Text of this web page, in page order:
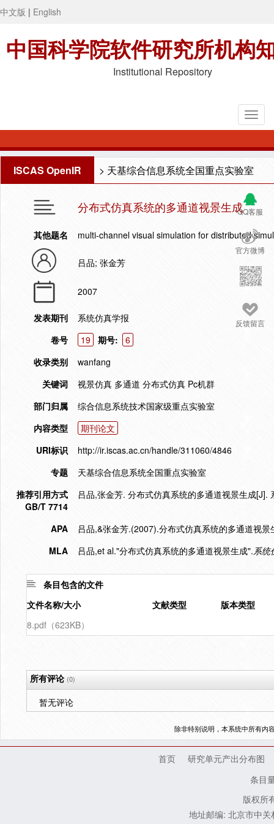
中文版 | English
中国科学院软件研究所机构
Institutional Repository
ISCAS OpenIR > 天基综合信息系统全国重点实验室
QQ客服
官方微博
反馈留言
分布式仿真系统的多通道视景生成
其他题名 multi-channel visual simulation for distributed
吕品; 张金芳
2007
发表期刊
系统仿真学报
卷号
19 期号:
6
收录类别
wanfang
关键词
视景仿真 多通道 分布式仿真 Pc机群
部门归属
综合信息系统技术国家级重点实验室
内容类型
期刊论文
URI标识
http://ir.iscas.ac.cn/handle/311060/4846
专题
天基综合信息系统全国重点实验室
推荐引用方式
GB/T 7714
吕品,张金芳. 分布式仿真系统的多通道视景生成[J].
APA
吕品,&张金芳.(2007).分布式仿真系统的多通道视景
MLA
吕品,et al."分布式仿真系统的多通道视景生成".系统
条目包含的文件
文件名称/大小
文献类型
版本类型
8.pdf（623KB）
所有评论(0)
暂无评论
除非特别说明，本系统中所有内
首页
研究单元产出分布图
条目
版权所
地址邮编: 北京市中